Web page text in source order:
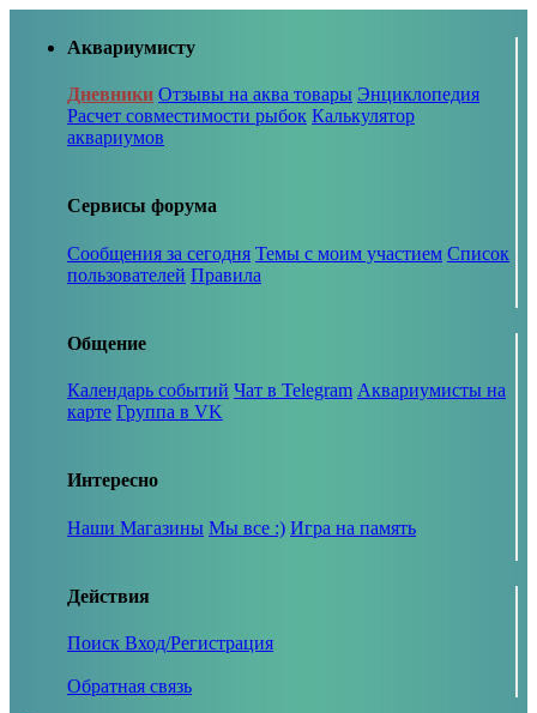
Аквариумисту
Дневники Отзывы на аква товары Энциклопедия
Расчет совместимости рыбок Калькулятор
аквариумов
Сервисы форума
Сообщения за сегодня Темы с моим участием Список
пользователей Правила
Общение
Календарь событий Чат в Telegram Аквариумисты на
карте Группа в VK
Интересно
Наши Магазины Мы все :) Игра на память
Действия
Поиск Вход/Регистрация
Обратная связь